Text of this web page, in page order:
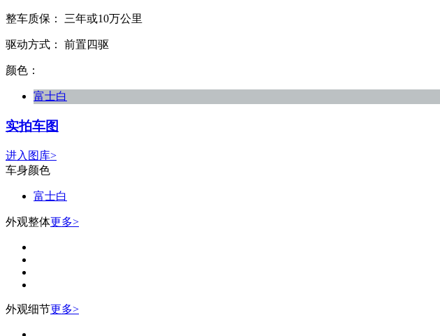
整车质保： 三年或10万公里
驱动方式： 前置四驱
颜色：
富士白
实拍车图
进入图库>
车身颜色
富士白
外观整体更多>
外观细节更多>